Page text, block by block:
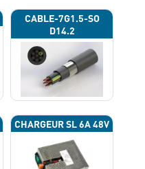
CABLE-7G1.5-SO
D14.2
CHARGEUR SL 6A 48V